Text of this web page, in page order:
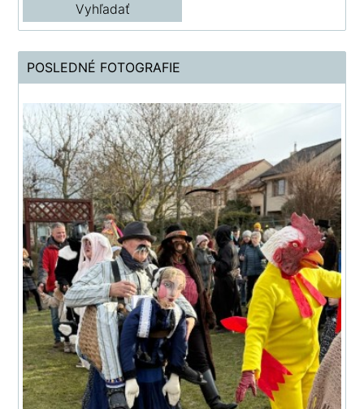
POSLEDNÉ FOTOGRAFIE